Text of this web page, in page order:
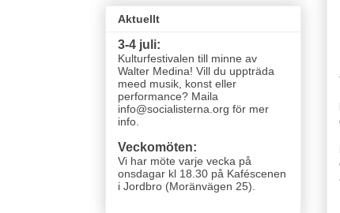
Aktuellt
3-4 juli:
Kulturfestivalen till minne av
Walter Medina! Vill du uppträda
meed musik, konst eller
performance? Maila
info@socialisterna.org för mer
info.
Veckomöten:
Vi har möte varje vecka på
onsdagar kl 18.30 på Kaféscenen
i Jordbro (Moränvägen 25)